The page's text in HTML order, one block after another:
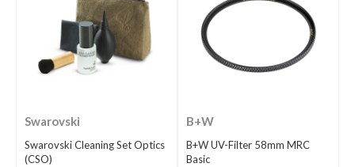
Swarovski
Swarovski Cleaning Set Optics
(CSO)
B+W
B+W UV-Filter 58mm MRC
Basic